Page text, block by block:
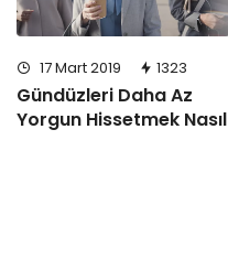
17 Mart 2019 1323
Gündüzleri Daha Az
Yorgun Hissetmek Nasıl